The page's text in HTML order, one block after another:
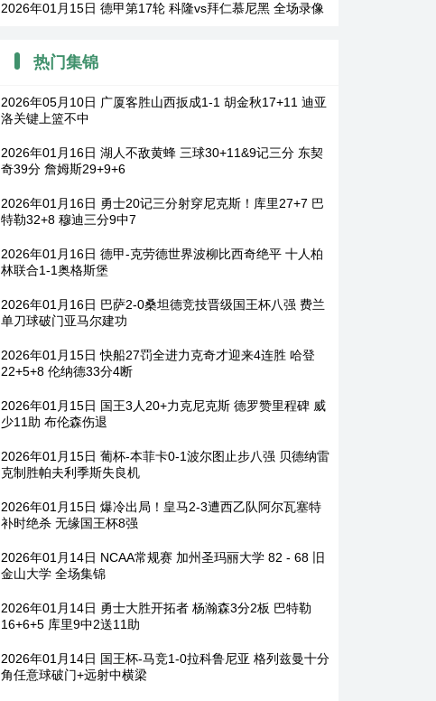
2026年01月15日 德甲第17轮 科隆vs拜仁慕尼黑 全场录像
热门集锦
2026年05月10日 广厦客胜山西扳成1-1 胡金秋17+11 迪亚
洛关键上篮不中
2026年01月16日 湖人不敌黄蜂 三球30+11&9记三分 东契
奇39分 詹姆斯29+9+6
2026年01月16日 勇士20记三分射穿尼克斯！库里27+7 巴
特勒32+8 穆迪三分9中7
2026年01月16日 德甲-克劳德世界波柳比西奇绝平 十人柏
林联合1-1奥格斯堡
2026年01月16日 巴萨2-0桑坦德竞技晋级国王杯八强 费兰
单刀球破门亚马尔建功
2026年01月15日 快船27罚全进力克奇才迎来4连胜 哈登
22+5+8 伦纳德33分4断
2026年01月15日 国王3人20+力克尼克斯 德罗赞里程碑 威
少11助 布伦森伤退
2026年01月15日 葡杯-本菲卡0-1波尔图止步八强 贝德纳雷
克制胜帕夫利季斯失良机
2026年01月15日 爆冷出局！皇马2-3遭西乙队阿尔瓦塞特
补时绝杀 无缘国王杯8强
2026年01月14日 NCAA常规赛 加州圣玛丽大学 82 - 68 旧
金山大学 全场集锦
2026年01月14日 勇士大胜开拓者 杨瀚森3分2板 巴特勒
16+6+5 库里9中2送11助
2026年01月14日 国王杯-马竞1-0拉科鲁尼亚 格列兹曼十分
角任意球破门+远射中横梁